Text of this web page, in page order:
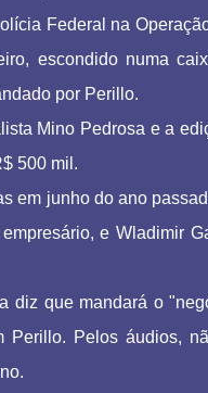
Federal na
escondido numa
por Perillo.
Mino Pedrosa e a
500 mil.
em junho do ano
e Wladimir
diz que mandará o
Perillo. Pelos áudios,